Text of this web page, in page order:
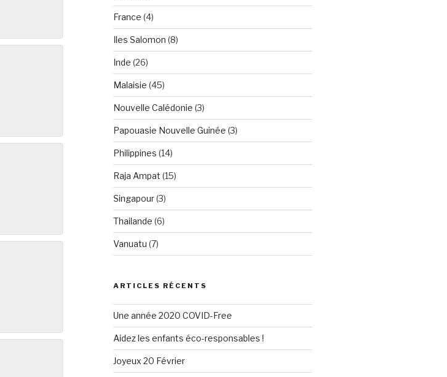
France (4)
Iles Salomon (8)
Inde (26)
Malaisie (45)
Nouvelle Calédonie (3)
Papouasie Nouvelle Guinée (3)
Philippines (14)
Raja Ampat (15)
Singapour(3)
Thailande (6)
Vanuatu (7)
ARTICLES RÉCENTS
Une année 2020 COVID-Free
Aidez les enfants éco-responsables !
Joyeux 20 Février